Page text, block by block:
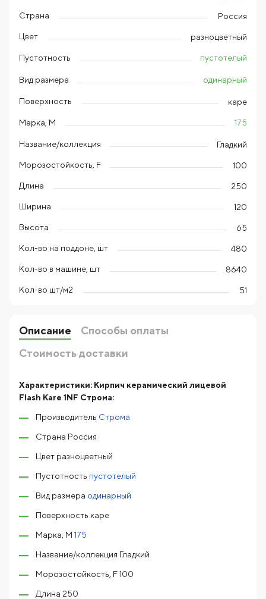
Страна Россия
Цвет разноцветный
Пустотность пустотелый
Вид размера одинарный
Поверхность каре
Марка, М 175
Название/коллекция Гладкий
Морозостойкость, F 100
Длина 250
Ширина 120
Высота 65
Кол-во на поддоне, шт 480
Кол-во в машине, шт 8640
Кол-во шт/м2 51
Описание
Способы оплаты
Стоимость доставки
Характеристики: Кирпич керамический лицевой
Flash Kare 1NF Строма:
Производитель Строма
Страна Россия
Цвет разноцветный
Пустотность пустотелый
Вид размера одинарный
Поверхность каре
Марка, М 175
Название/коллекция Гладкий
Морозостойкость, F 100
Длина 250